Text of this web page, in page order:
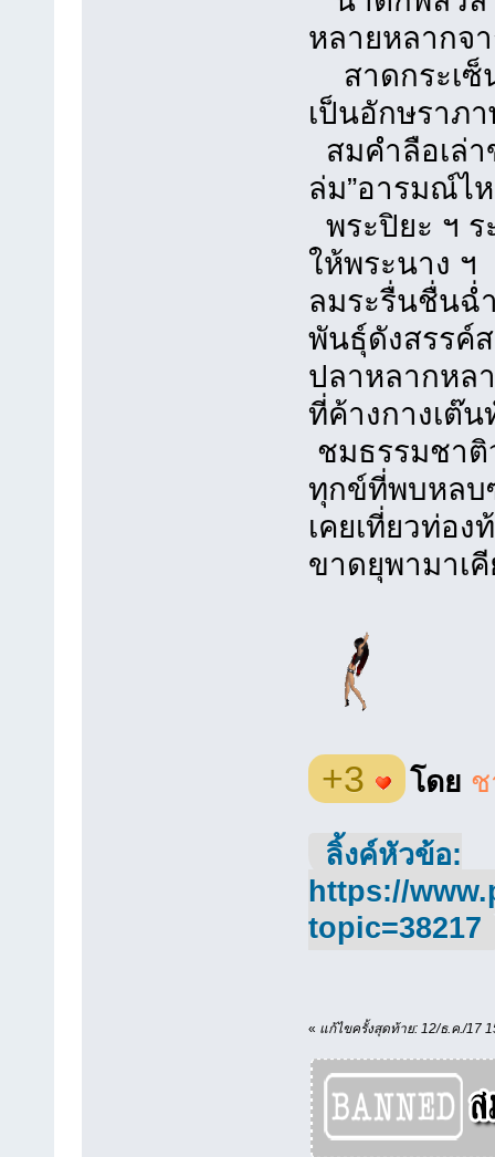
หลายหลากจ
สาดกระเ
เป็นอักษราภ
สมคำลือเล่
ล่ม”อารมณ์ไ
พระปิยะ ฯ
ให้พระนาง
ลมระรื่นชื่
พันธุ์ดังสรรค์
ปลาหลากห
ที่ค้างกางเต๊
ชมธรรมชา
ทุกข์ที่พบหล
เคยเที่ยวท่อ
ขาดยุพามาเ
+3 โดย
ลิ้งค์หัวข้อ:
https://
topic=38217
« แก้ไขครั้งสุดท้าย: 12/ธ.ค./17